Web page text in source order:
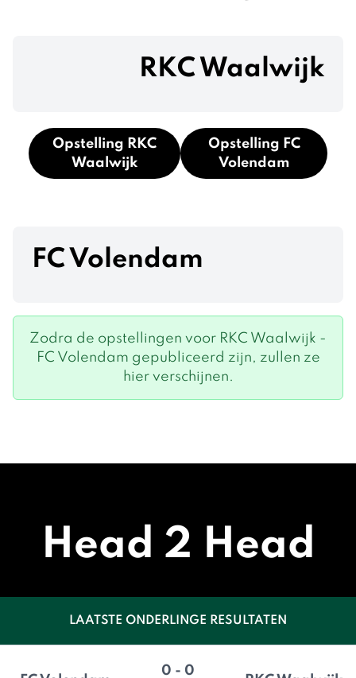
RKC Waalwijk
Opstelling RKC
Waalwijk
Opstelling FC
Volendam
FC Volendam
Zodra de opstellingen voor RKC Waalwijk -
FC Volendam gepubliceerd zijn, zullen ze
hier verschijnen.
Head 2 Head
LAATSTE ONDERLINGE RESULTATEN
0 - 0